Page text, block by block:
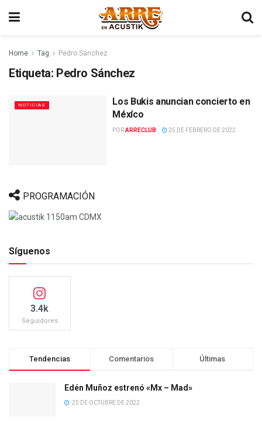
Home Tag Pedro Sánchez
Etiqueta: Pedro Sánchez
NOTICIAS
Los Bukis anuncian concierto en
Méxíco
PORARRECLUB 25 DE FEBRERO DE 2022
PROGRAMACIÓN
Síguenos
3.4k
Seguidores
Tendencias Comentarios Últimas
Edén Muñoz estrenó «Mx – Mad»
25 DE OCTUBRE DE 2022